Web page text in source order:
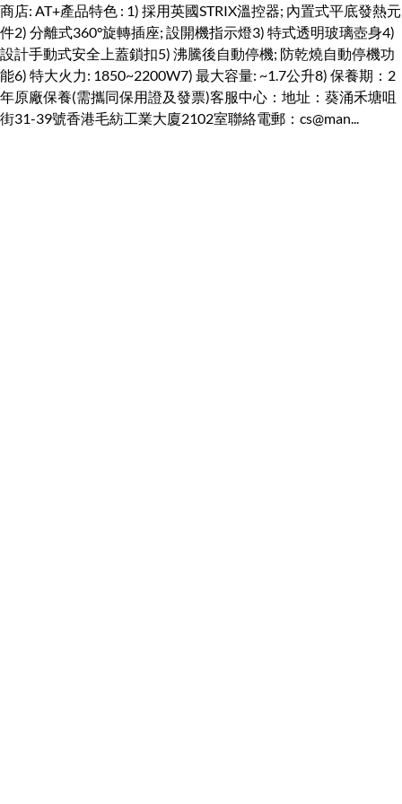
商店: AT+產品特色 : 1) 採用英國STRIX溫控器; 內置式平底發熱元
件2) 分離式360°旋轉插座; 設開機指示燈3) 特式透明玻璃壺身4)
設計手動式安全上蓋鎖扣5) 沸騰後自動停機; 防乾燒自動停機功
能6) 特大火力: 1850~2200W7) 最大容量: ~1.7公升8) 保養期：2
年原廠保養(需攜同保用證及發票)客服中心：地址：葵涌禾塘咀
街31-39號香港毛紡工業大廈2102室聯絡電郵：cs@man...